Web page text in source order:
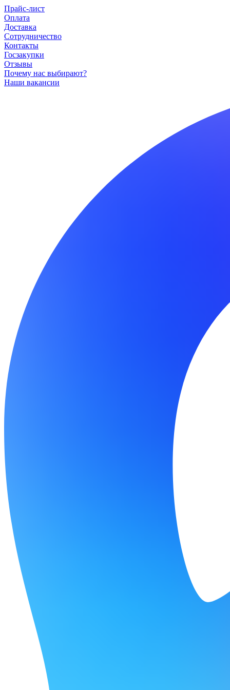
Прайс-лист
Оплата
Доставка
Сотрудничество
Контакты
Госзакупки
Отзывы
Почему нас выбирают?
Наши вакансии